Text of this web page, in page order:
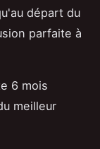
départ du
parfaite à
6 mois
meilleur